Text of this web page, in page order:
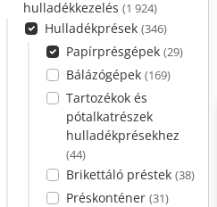
hulladékkezelés (1 924)
Hulladékprések (346)
Papírprésgépek (29)
Bálázógépek (169)
Tartozékok és
pótalkatrészek
hulladékprésekhez
(44)
Brikettáló préstek (38)
Préskonténer (31)